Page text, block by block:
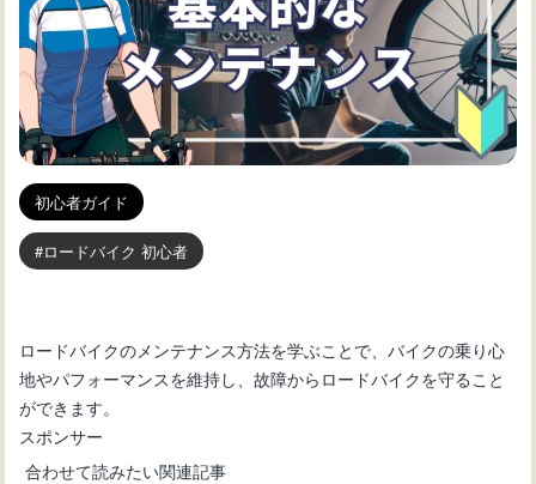
初心者ガイド
ロードバイク 初心者
ロードバイクのメンテナンス方法を学ぶことで、バイクの乗り心
地やパフォーマンスを維持し、故障からロードバイクを守ること
ができます。
スポンサー
合わせて読みたい関連記事